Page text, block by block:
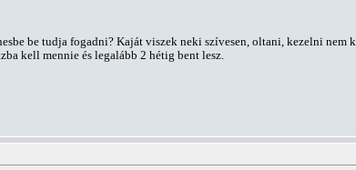
be tudja fogadni? Kaját viszek neki szívesen, oltani, kezelni nem
kell mennie és legalább 2 hétig bent lesz.